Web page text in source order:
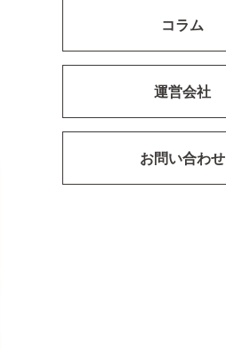
コラム
運営会社
お問い合わせ